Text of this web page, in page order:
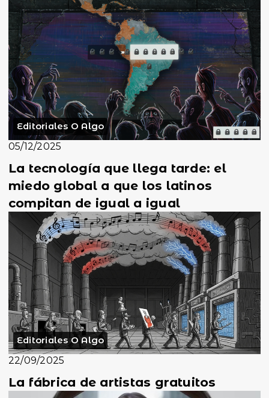
Editoriales O Algo
05/12/2025
La tecnología que llega tarde: el
miedo global a que los latinos
compitan de igual a igual
Editoriales O Algo
22/09/2025
La fábrica de artistas gratuitos